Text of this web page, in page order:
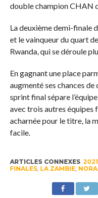
double champion CHAN
La deuxième demi-finale
et le vainqueur du quart
Rwanda, qui se déroule
En gagnant une place
augmenté ses chances
sprint final sépare
avec trois autres
acharnée pour le titre, la
facile.
ARTICLES CONNEXES 2021
FINALES, LA ZAMBIE,